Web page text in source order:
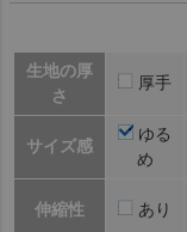
生地の厚
さ
厚手
サイズ感
ゆる
め
伸縮性 あり